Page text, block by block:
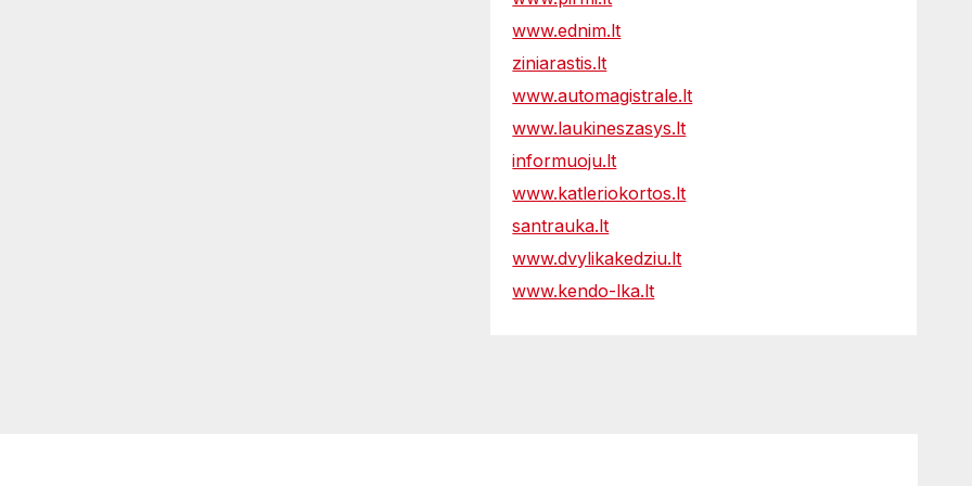
www.ednim.lt
ziniarastis.lt
www.automagistrale.lt
www.laukineszasys.lt
informuoju.lt
www.katleriokortos.lt
santrauka.lt
www.dvylikakedziu.lt
www.kendo-lka.lt